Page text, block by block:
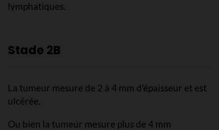
lymphatiques.
Stade 2B
La tumeur mesure de 2 à 4 mm d’épaisseur et est
ulcérée.
Ou bien la tumeur mesure plus de 4 mm